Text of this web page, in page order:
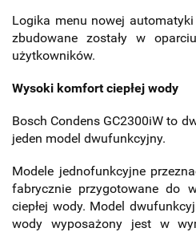
Logika menu nowej
zbudowane zostały w
użytkowników.
Wysoki komfort ciepłej wody
Bosch Condens GC2300iW to
jeden model dwufunkcyjny.
Modele jednofunkcyjne
fabrycznie przygotowane do
ciepłej wody. Model
wody wyposażony jest w